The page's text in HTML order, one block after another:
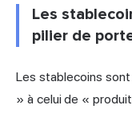
Les
pilier de
Les stablecoins
» à celui de «